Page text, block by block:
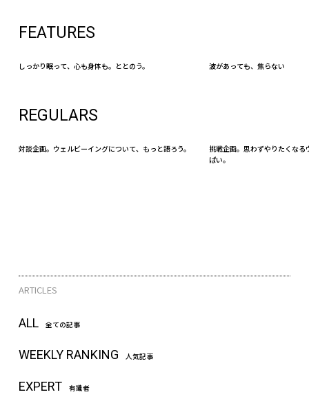
FEATURES
しっかり眠って、心も身体も。ととのう。 波があっても、焦らない
REGULARS
対談企画。ウェルビーイングについて、もっと語ろう。
挑戦企画。思わずやりたくなる
ぱい。
ARTICLES
ALL 全ての記事
WEEKLY RANKING 人気記事
EXPERT 有識者